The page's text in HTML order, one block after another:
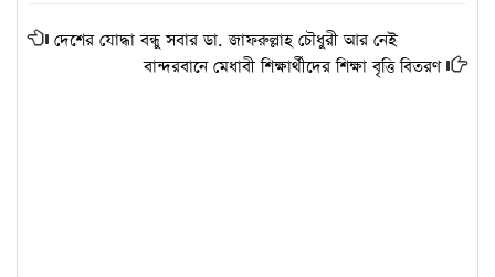
দেশের যোদ্ধা বন্ধু সবার ডা. জাফরুল্লাহ চৌধুরী আর নেই
বান্দরবানে মেধাবী শিক্ষার্থীদের শিক্ষা বৃত্তি বিতরণ